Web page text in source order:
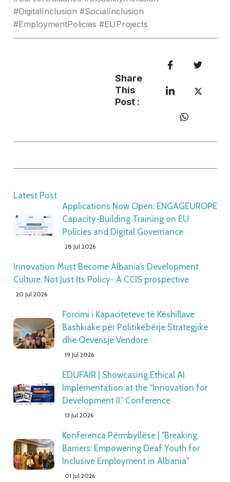
#DigitalInclusion #SocialInclusion
#EmploymentPolicies #EUProjects
Share
This
Post :
Latest Post
Applications Now Open: ENGAGEUROPE
Capacity-Building Training on EU
Policies and Digital Governance
28 Jul 2026
Innovation Must Become Albania’s Development
Culture, Not Just Its Policy- A CCIS prospective
20 Jul 2026
Forcimi i Kapaciteteve të Këshillave
Bashkiake për Politikëbërje Strategjike
dhe Qeverisje Vendore
19 Jul 2026
EDUFAIR | Showcasing Ethical AI
Implementation at the “Innovation for
Development II” Conference
13 Jul 2026
Konferenca Përmbyllëse | "Breaking
Barriers: Empowering Deaf Youth for
Inclusive Employment in Albania"
01 Jul 2026